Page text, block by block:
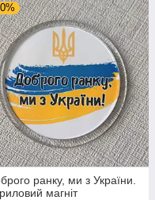
ранку, ми з України.
магніт